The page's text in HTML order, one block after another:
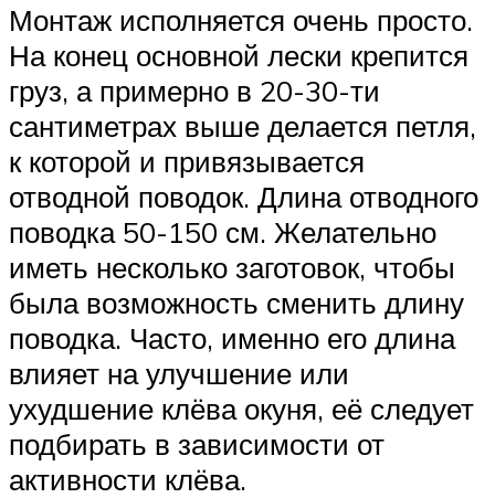
Монтаж исполняется очень просто.
На конец основной лески крепится
груз, а примерно в 20-30-ти
сантиметрах выше делается петля,
к которой и привязывается
отводной поводок. Длина отводного
поводка 50-150 см. Желательно
иметь несколько заготовок, чтобы
была возможность сменить длину
поводка. Часто, именно его длина
влияет на улучшение или
ухудшение клёва окуня, её следует
подбирать в зависимости от
активности клёва.